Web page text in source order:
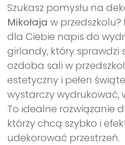
Szukasz pomysłu na
Mikołaja w
dla Ciebie napis do
girlandy, który sprawdzi
ozdoba sali w
estetyczny i pełen
wystarczy wydrukować,
To idealne rozwiązanie
którzy chcą szybko i
udekorować przestrzeń.